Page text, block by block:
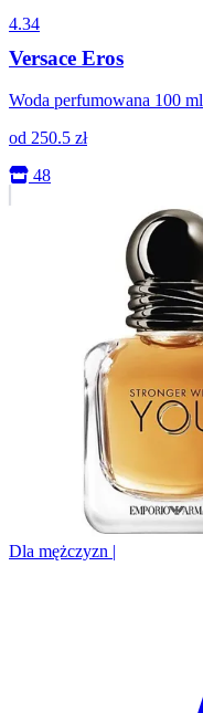
4.34
Versace Eros
Woda perfumowana 100 ml
od 250.5 zł
48
Dla mężczyzn |